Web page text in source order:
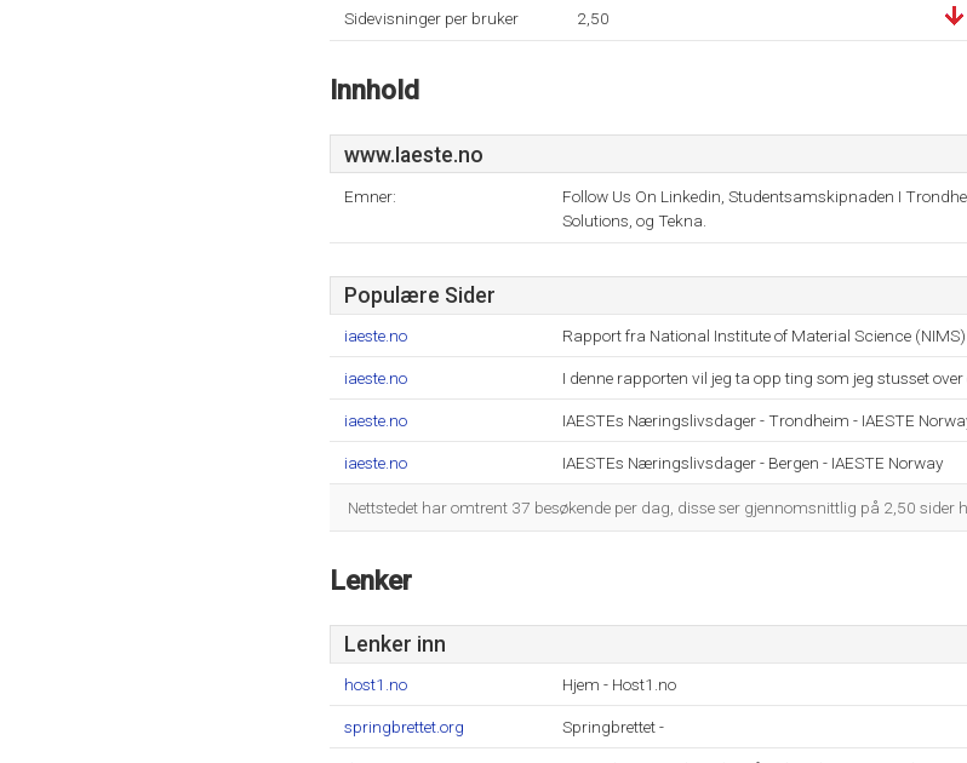
Sidevisninger per bruker 2,50
Innhold
www.Iaeste.no
Emner:
Follow Us On Linkedin, Studentsamskipnaden I
Solutions, og Tekna.
Populære Sider
iaeste.no Rapport fra National Institute of Material Science (NIMS) i
iaeste.no I denne rapporten vil jeg ta opp ting som jeg stusset over
iaeste.no IAESTEs Næringslivsdager - Trondheim - IAESTE
iaeste.no IAESTEs Næringslivsdager - Bergen - IAESTE Norway
Nettstedet har omtrent 37 besøkende per dag, disse ser gjennomsnittlig på 2,50 sider
Lenker
Lenker inn
host1.no Hjem - Host1.no
springbrettet.org Springbrettet -